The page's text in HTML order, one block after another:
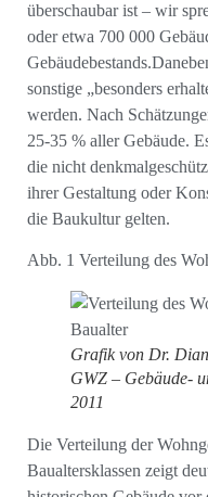
überschaubar ist – wir
oder etwa 700 000
sonstige „besonders
werden. Nach
25-35 % aller Gebäude.
die nicht
ihrer Gestaltung oder
die Baukultur gelten.
Abb. 1 Verteilung des
Grafik von Dr.
GWZ – Gebäude-
2011
Die Verteilung der
Baualtersklassen zeigt